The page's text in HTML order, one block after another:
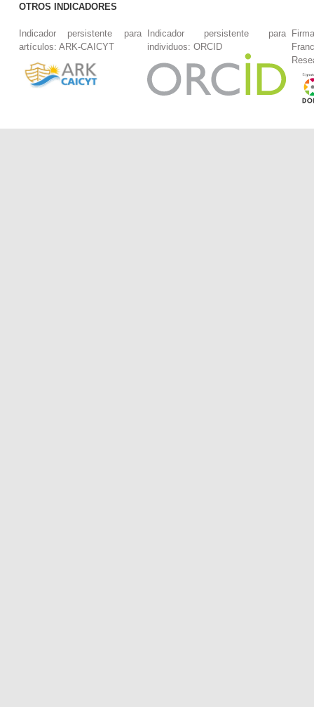
OTROS INDICADORES
Indicador persistente para
artículos: ARK-CAICYT
Indicador persistente para
individuos: ORCID